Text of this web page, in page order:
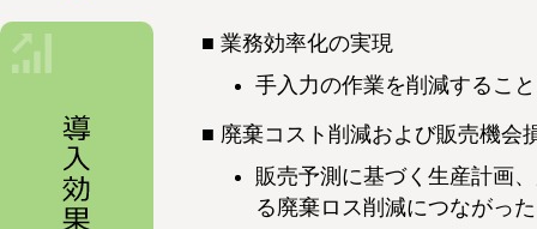
業務効率化の実現
手入力の作業を削減するこ
廃棄コスト削減および販売機会
販売予測に基づく生産計画
る廃棄ロス削減につながっ